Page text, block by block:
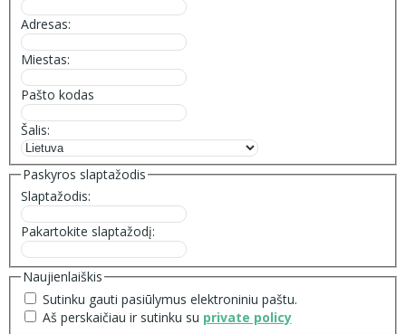
Adresas:
Miestas:
Pašto kodas
Šalis:
Paskyros slaptažodis
Slaptažodis:
Pakartokite slaptažodį:
Naujienlaiškis
Sutinku gauti pasiūlymus elektroniniu paštu.
Aš perskaičiau ir sutinku su private policy